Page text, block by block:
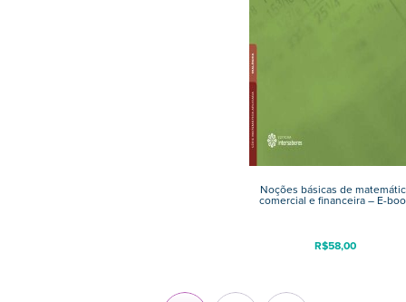
Noções básicas de
comercial e financeira – E-
R$58,00